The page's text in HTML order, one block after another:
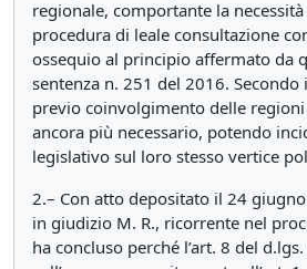
regionale, comportante la
procedura di leale consultazione
ossequio al principio affermato da
sentenza n. 251 del 2016.
previo coinvolgimento delle
ancora più necessario, potendo
legislativo sul loro stesso vertice
2.– Con atto depositato il 24
in giudizio M. R., ricorrente nel
ha concluso perché l’art. 8 del